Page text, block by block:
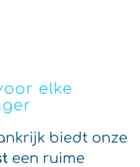
elke
biedt onze
een ruime